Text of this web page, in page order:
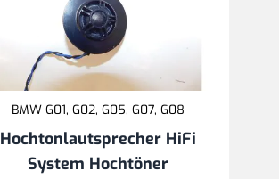
BMW G01, G02, G05, G07, G08
Hochtonlautsprecher HiFi
System Hochtöner